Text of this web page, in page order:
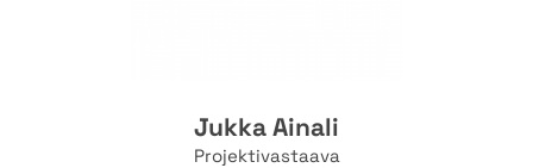
Jukka Ainali
Projektivastaava